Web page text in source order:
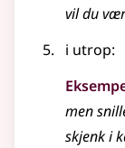
vil du
i utrop:
men
skjenk i